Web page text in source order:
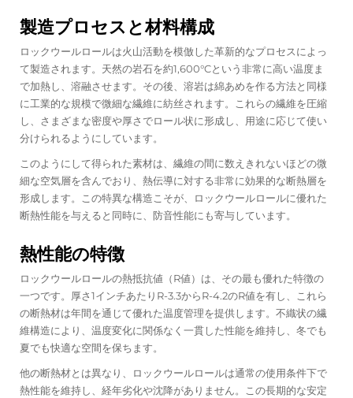
製造プロセスと材料構成
ロックウールロールは火山活動を模倣した革新的なプロセスによっ
て製造されます。天然の岩石を約1,600°Cという非常に高い温度ま
で加熱し、溶融させます。その後、溶岩は綿あめを作る方法と同様
に工業的な規模で微細な繊維に紡丝されます。これらの繊維を圧縮
し、さまざまな密度や厚さでロール状に形成し、用途に応じて使い
分けられるようにしています。
このようにして得られた素材は、繊維の間に数えきれないほどの微
細な空気層を含んでおり、熱伝導に対する非常に効果的な断熱層を
形成します。この特異な構造こそが、ロックウールロールに優れた
断熱性能を与えると同時に、防音性能にも寄与しています。
熱性能の特徴
ロックウールロールの熱抵抗値（R値）は、その最も優れた特徴の
一つです。厚さ1インチあたりR-3.3からR-4.2のR値を有し、これら
の断熱材は年間を通じて優れた温度管理を提供します。不織状の繊
維構造により、温度変化に関係なく一貫した性能を維持し、冬でも
夏でも快適な空間を保ちます。
他の断熱材とは異なり、ロックウールロールは通常の使用条件下で
熱性能を維持し、経年劣化や沈降がありません。この長期的な安定